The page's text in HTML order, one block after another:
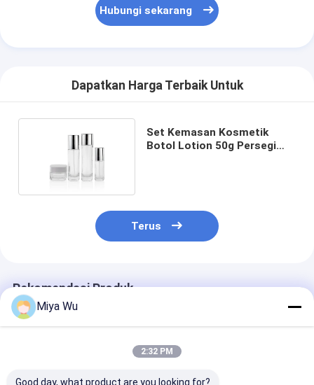
Hubungi sekarang
Dapatkan Harga Terbaik Untuk
Set Kemasan Kosmetik
Botol Lotion 50g Persegi
Terus
Rekomendasi Produk
Miya Wu
2:32 PM
Good day, what product are you looking for?